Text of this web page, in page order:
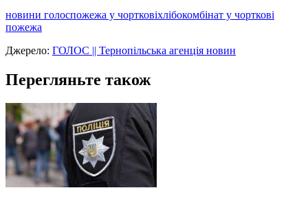
новини голоспожежа у чортковіхлібокомбінат у чорткові
пожежа
Джерело: ГОЛОС || Тернопільська агенція новин
Перегляньте також